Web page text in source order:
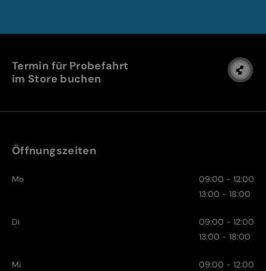
Termin für Probefahrt
im Store buchen
Öffnungszeiten
Mo
09:00 - 12:00
13:00 - 18:00
Di
09:00 - 12:00
13:00 - 18:00
Mi
09:00 - 12:00